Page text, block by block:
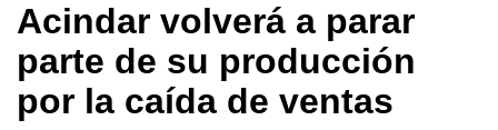
Acindar volverá a parar
parte de su producción
por la caída de ventas